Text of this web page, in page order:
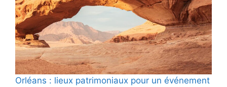
Orléans : lieux patrimoniaux pour un événement